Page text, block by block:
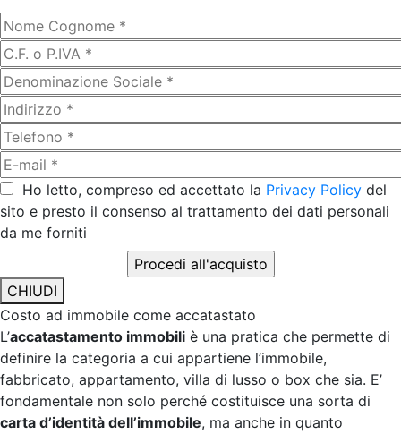
Ho letto, compreso ed accettato la Privacy Policy del
sito e presto il consenso al trattamento dei dati personali
da me forniti
CHIUDI
Costo ad immobile come accatastato
L’accatastamento immobili è una pratica che permette di
definire la categoria a cui appartiene l’immobile,
fabbricato, appartamento, villa di lusso o box che sia. E’
fondamentale non solo perché costituisce una sorta di
carta d’identità dell’immobile, ma anche in quanto